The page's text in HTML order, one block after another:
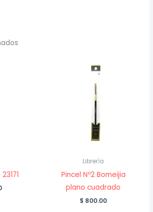
Librería
Pincel Nº2 Bomeijia
plano cuadrado
$ 800.00